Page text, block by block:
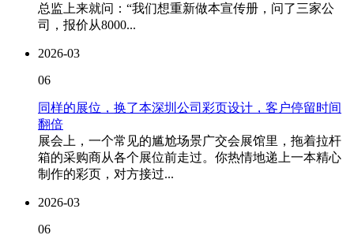
总监上来就问：“我们想重新做本宣传册，问了三家公
司，报价从8000...
2026-03
06
同样的展位，换了本深圳公司彩页设计，客户停留时间
翻倍
展会上，一个常见的尴尬场景广交会展馆里，拖着拉杆
箱的采购商从各个展位前走过。你热情地递上一本精心
制作的彩页，对方接过...
2026-03
06